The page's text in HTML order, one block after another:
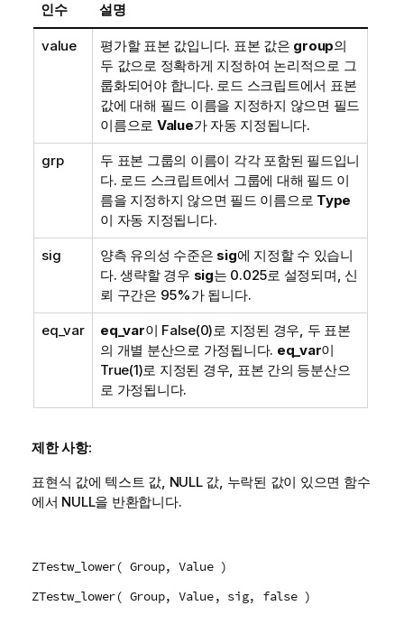
인수 설명
value 평가할 표본 값입니다. 표본 값은 group의
두 값으로 정확하게 지정하여 논리적으로 그
룹화되어야 합니다. 로드 스크립트에서 표본
값에 대해 필드 이름을 지정하지 않으면 필드
이름으로 Value가 자동 지정됩니다.
grp
두 표본 그룹의 이름이 각각 포함된 필드입니
다. 로드 스크립트에서 그룹에 대해 필드 이
름을 지정하지 않으면 필드 이름으로 Type
이 자동 지정됩니다.
sig 양측 유의성 수준은 sig에 지정할 수 있습니
다. 생략할 경우 sig는 0.025로 설정되며, 신
뢰 구간은 95%가 됩니다.
eq_var eq_var이 False(0)로 지정된 경우, 두 표본
의 개별 분산으로 가정됩니다. eq_var이
True(1)로 지정된 경우, 표본 간의 등분산으
로 가정됩니다.
제한 사항:
표현식 값에 텍스트 값, NULL값, 누락된 값이 있으면 함수
에서 NULL을 반환합니다.
ZTestw_lower( Group, Value )
ZTestw_lower( Group, Value, sig, false )